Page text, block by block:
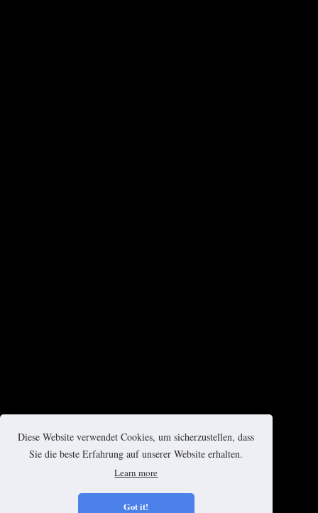
Diese Website verwendet Cookies, um sicherzustellen, dass
Sie die beste Erfahrung auf unserer Website erhalten.
Learn more
Got it!